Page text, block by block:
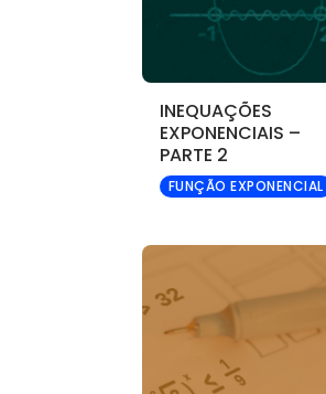
INEQUAÇÕES
EXPONENCIAIS –
PARTE 2
FUNÇÃO EXPONENCIAL